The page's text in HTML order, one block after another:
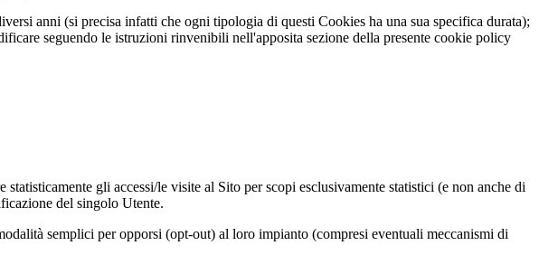
anni (si precisa infatti che ogni tipologia di questi Cookies ha una sua specifica durata);
seguendo le istruzioni rinvenibili nell'apposita sezione della presente cookie policy
gli accessi/le visite al Sito per scopi esclusivamente statistici (e non anche di
del singolo Utente.
semplici per opporsi (opt-out) al loro impianto (compresi eventuali meccanismi di